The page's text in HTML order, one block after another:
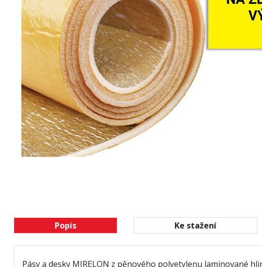
Popis Ke stažení
Pásy a desky MIRELON z pěnového polyetylenu laminované